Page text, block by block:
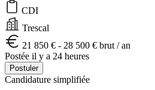
CDI
Trescal
21 850 € - 28 500 € brut / an
Postée il y a 24 heures
Postuler
Candidature simplifiée